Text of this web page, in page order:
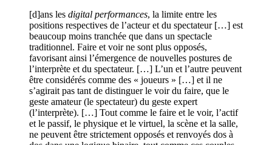
[d]ans les digital performances, la limite entre les
positions respectives de l’acteur et du spectateur […] est
beaucoup moins tranchée que dans un spectacle
traditionnel. Faire et voir ne sont plus opposés,
favorisant ainsi l’émergence de nouvelles postures de
l’interprète et du spectateur. […] L’un et l’autre peuvent
être considérés comme des « joueurs » […] et il ne
s’agirait pas tant de distinguer le voir du faire, que le
geste amateur (le spectateur) du geste expert
(l’interprète). […] Tout comme le faire et le voir, l’actif
et le passif, le physique et le virtuel, la scène et la salle,
ne peuvent être strictement opposés et renvoyés dos à